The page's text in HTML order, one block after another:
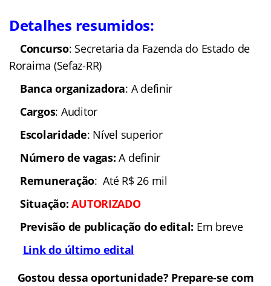
Detalhes resumidos:
Concurso: Secretaria da Fazenda do Estado de
Roraima (Sefaz-RR)
Banca organizadora: A definir
Cargos: Auditor
Escolaridade: Nível superior
Número de vagas: A definir
Remuneração: Até R$ 26 mil
Situação:AUTORIZADO
Previsão de publicação do edital: Em breve
Link do último edital
Gostou dessa oportunidade? Prepare-se com